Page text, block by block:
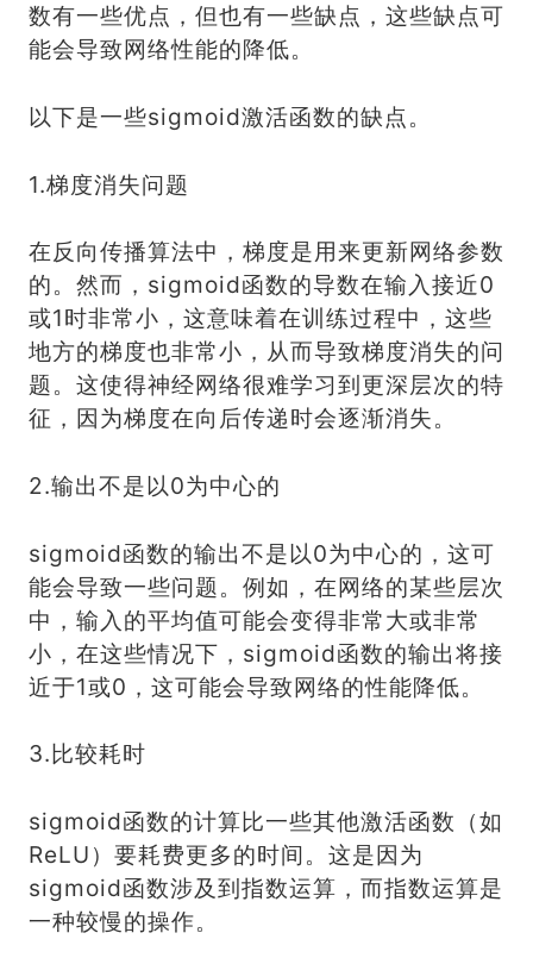
数有一些优点，但也有一些缺点，这些缺点可
能会导致网络性能的降低。
以下是一些sigmoid激活函数的缺点。
1.梯度消失问题
在反向传播算法中，梯度是用来更新网络参数
的。然而，sigmoid函数的导数在输入接近0
或1时非常小，这意味着在训练过程中，这些
地方的梯度也非常小，从而导致梯度消失的问
题。这使得神经网络很难学习到更深层次的特
征，因为梯度在向后传递时会逐渐消失。
2.输出不是以0为中心的
sigmoid函数的输出不是以0为中心的，这可
能会导致一些问题。例如，在网络的某些层次
中，输入的平均值可能会变得非常大或非常
小，在这些情况下，sigmoid函数的输出将接
近于1或0，这可能会导致网络的性能降低。
3.比较耗时
sigmoid函数的计算比一些其他激活函数（如
ReLU）要耗费更多的时间。这是因为
sigmoid函数涉及到指数运算，而指数运算是
一种较慢的操作。